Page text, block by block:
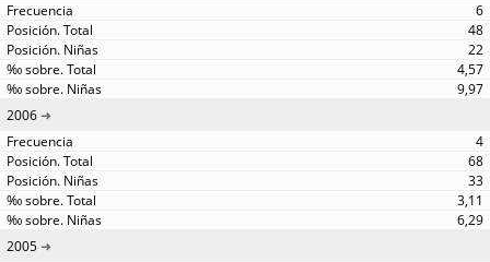
6
48
22
4,57
9,97
2006
4
68
33
3,11
6,29
2005